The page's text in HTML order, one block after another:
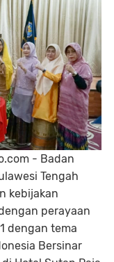
- Badan
Tengah
kebijakan
perayaan
dengan tema
Bersinar